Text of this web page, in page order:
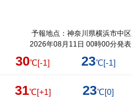
予報地点：神奈川県横浜市中区
2026年08月11日 00時00分発表
30℃[-1] 23℃[-1]
31℃[+1] 23℃[0]